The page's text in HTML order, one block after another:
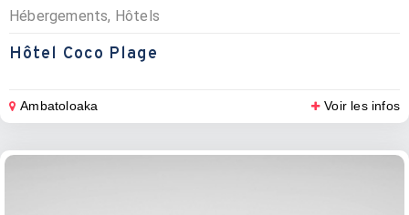
Hébergements, Hôtels
Hôtel Coco Plage
Ambatoloaka Voir les infos